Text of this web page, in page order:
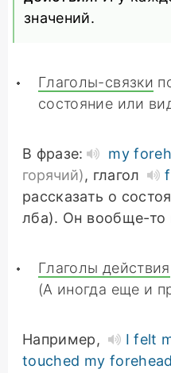
значений.
Глаголы-связки
состояние или
В фразе: my
горячий), глагол
рассказать о
лба). Он вообще-то
Глаголы действия
(А иногда еще и
Например, I felt
touched my forehead